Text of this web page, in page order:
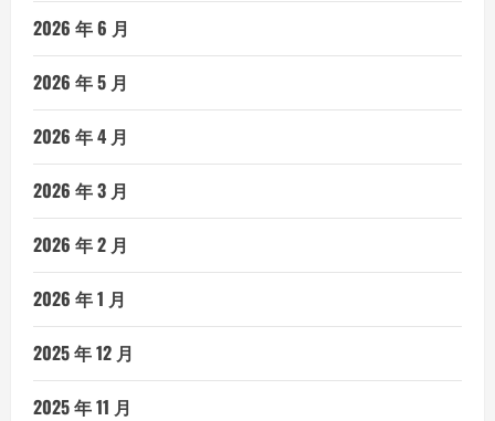
2026 年 6 月
2026 年 5 月
2026 年 4 月
2026 年 3 月
2026 年 2 月
2026 年 1 月
2025 年 12 月
2025 年 11 月